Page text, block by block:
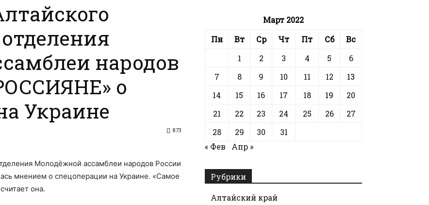
народов
о
Украине
873
Молодёжной ассамблеи народов России
мнением о спецоперации на Украине. «Самое
она.
Март 2022
Пн
Вт Ср Чт Пт Сб
Вс
1
2 3 4 5
6
7
8 9 10 11 12
13
14
15 16 17 18 19
20
21
22 23 24 25 26
27
28
29 30
31
« Фев
Апр »
Рубрики
Алтайский край